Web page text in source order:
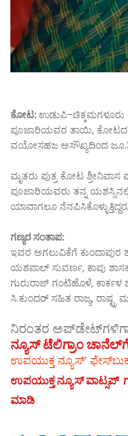
ಕೋಟ:ಉಡುಪಿ-ಚಿಕ್ಕಮಗಳೂರು
ಪೂಜಾರಿಯವರ ತಾಯಿ, ಕೋಟದ
ವಯೋಸಹಜ ಅಸೌಖ್ಯದಿಂದ
ಮೃತರು ಪುತ್ರ ಕೋಟ ಶ್ರೀನಿವಾಸ
ಪೂಜಾರಿಯವರು ತನ್ನ
ಯಾವಾಗಲೂ
ಗಣ್ಯರ ಸಂತಾಪ:
ಇವರ ಅಗಲುವಿಕೆಗೆ ಕುಂದಾಪುರ
ಯಶಪಾಲ್ ಸುವರ್ಣ, ಕಾಪು
ಗುರುರಾಜ್ ಗಂಟಿಹೊಳೆ,
ಸಿ.ಕುಂದರ್ ಸಹಿತ ರಾಜ್ಯ, ರಾಷ್ಟ್ರ
ನಿರಂತರ
ನ್ಯೂಸ್‌ ಟೆಲಿಗ್ರಾಂ
ಉಪಯುಕ್ತ ನ್ಯೂಸ್‌’
ಉಪಯುಕ್ತ ನ್ಯೂಸ್‌ ವಾಟ್ಸಪ್‌
ಮಾಡಿ